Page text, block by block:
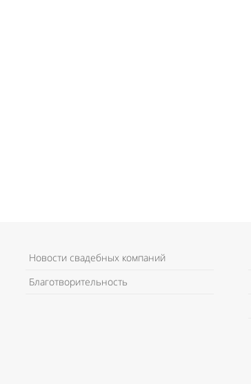
Новости свадебных компаний
Благотворительность